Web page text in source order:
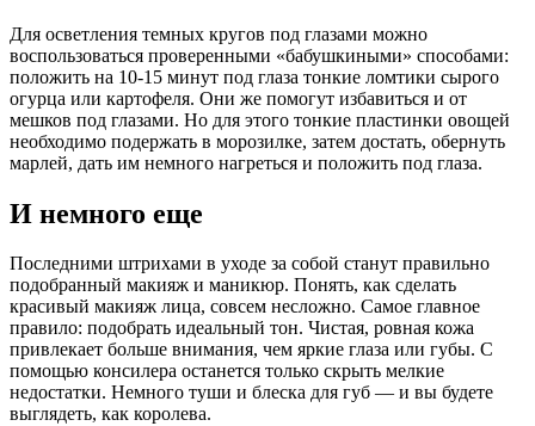
Для осветления темных кругов под глазами можно
воспользоваться проверенными «бабушкиными» способами:
положить на 10-15 минут под глаза тонкие ломтики сырого
огурца или картофеля. Они же помогут избавиться и от
мешков под глазами. Но для этого тонкие пластинки овощей
необходимо подержать в морозилке, затем достать, обернуть
марлей, дать им немного нагреться и положить под глаза.
И немного еще
Последними штрихами в уходе за собой станут правильно
подобранный макияж и маникюр. Понять, как сделать
красивый макияж лица, совсем несложно. Самое главное
правило: подобрать идеальный тон. Чистая, ровная кожа
привлекает больше внимания, чем яркие глаза или губы. С
помощью консилера останется только скрыть мелкие
недостатки. Немного туши и блеска для губ — и вы будете
выглядеть, как королева.